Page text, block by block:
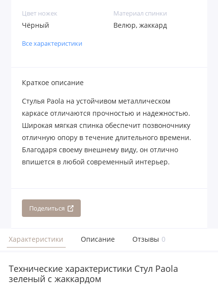
Цвет ножек
Чёрный
Материал спинки
Велюр, жаккард
Все характеристики
Краткое описание
Стулья Paola на устойчивом металлическом
каркасе отличаются прочностью и надежностью.
Широкая мягкая спинка обеспечит позвоночнику
отличную опору в течение длительного времени.
Благодаря своему внешнему виду, он отлично
впишется в любой современный интерьер.
Поделиться
Характеристики Описание Отзывы 0
Технические характеристики Стул Paola
зеленый с жаккардом